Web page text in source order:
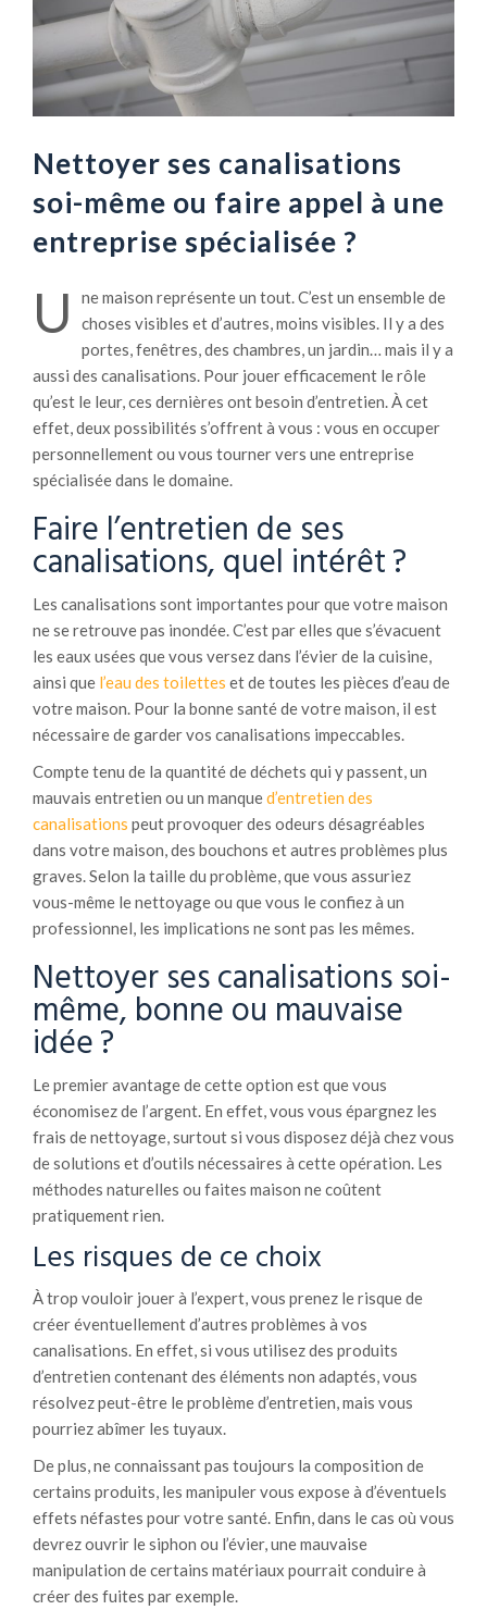
Nettoyer ses canalisations
soi-même ou faire appel à une
entreprise spécialisée ?
U
ne maison représente un tout. C’est un ensemble de
choses visibles et d’autres, moins visibles. Il y a des
portes, fenêtres, des chambres, un jardin… mais il y a
aussi des canalisations. Pour jouer efficacement le rôle
qu’est le leur, ces dernières ont besoin d’entretien. À cet
effet, deux possibilités s’offrent à vous : vous en occuper
personnellement ou vous tourner vers une entreprise
spécialisée dans le domaine.
Faire l’entretien de ses
canalisations, quel intérêt ?
Les canalisations sont importantes pour que votre maison
ne se retrouve pas inondée. C’est par elles que s’évacuent
les eaux usées que vous versez dans l’évier de la cuisine,
ainsi que l’eau des toilettes et de toutes les pièces d’eau de
votre maison. Pour la bonne santé de votre maison, il est
nécessaire de garder vos canalisations impeccables.
Compte tenu de la quantité de déchets qui y passent, un
mauvais entretien ou un manqued’entretien des
canalisations peut provoquer des odeurs désagréables
dans votre maison, des bouchons et autres problèmes plus
graves. Selon la taille du problème, que vous assuriez
vous-même le nettoyage ou que vous le confiez à un
professionnel, les implications ne sont pas les mêmes.
Nettoyer ses canalisations soi-
même, bonne ou mauvaise
idée ?
Le premier avantage de cette option est que vous
économisez de l’argent. En effet, vous vous épargnez les
frais de nettoyage, surtout si vous disposez déjà chez vous
de solutions et d’outils nécessaires à cette opération. Les
méthodes naturelles ou faites maison ne coûtent
pratiquement rien.
Les risques de ce choix
À trop vouloir jouer à l’expert, vous prenez le risque de
créer éventuellement d’autres problèmes à vos
canalisations. En effet, si vous utilisez des produits
d’entretien contenant des éléments non adaptés, vous
résolvez peut-être le problème d’entretien, mais vous
pourriez abîmer les tuyaux.
De plus, ne connaissant pas toujours la composition de
certains produits, les manipuler vous expose à d’éventuels
effets néfastes pour votre santé. Enfin, dans le cas où vous
devrez ouvrir le siphon ou l’évier, une mauvaise
manipulation de certains matériaux pourrait conduire à
créer des fuites par exemple.